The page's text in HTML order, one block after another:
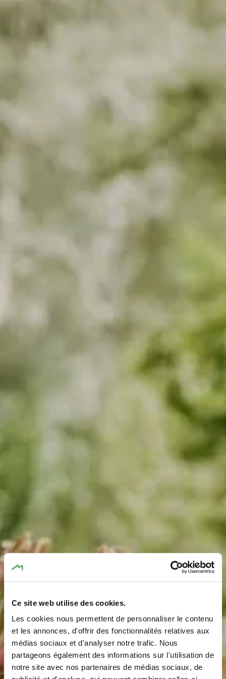
Ce site web utilise des cookies.
Les cookies nous permettent de personnaliser le contenu
et les annonces, d'offrir des fonctionnalités relatives aux
médias sociaux et d'analyser notre trafic. Nous
partageons également des informations sur l'utilisation de
notre site avec nos partenaires de médias sociaux, de